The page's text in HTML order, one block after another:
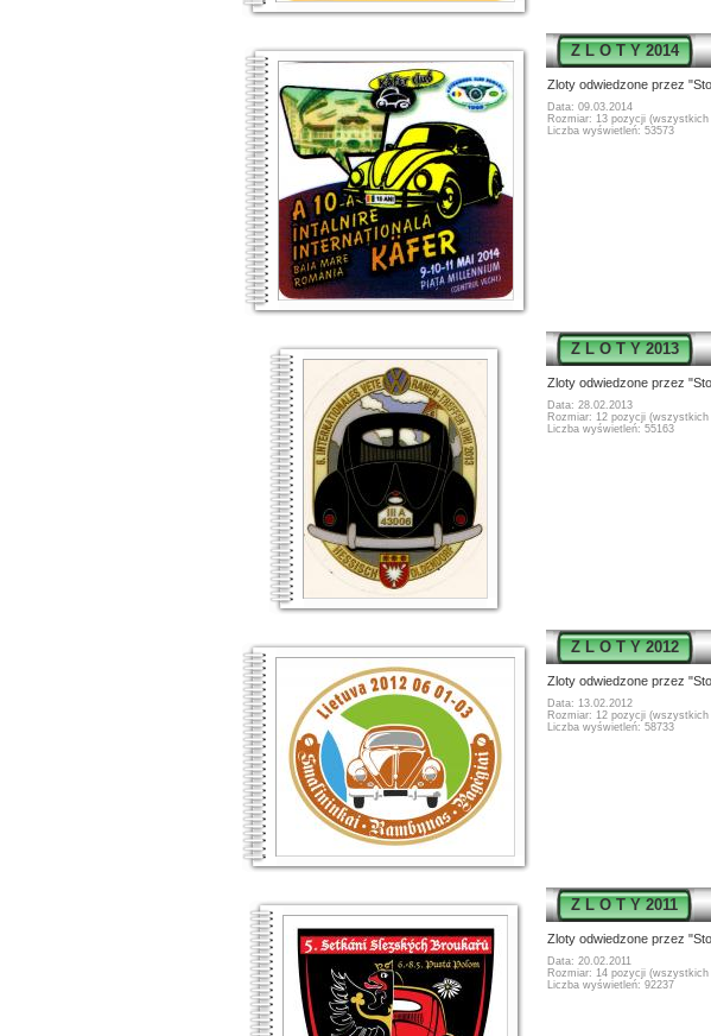
Z L O T Y 2014
Zloty odwiedzone przez
Data: 09.03.2014
Rozmiar: 13 pozycji (wszystkich
Liczba wyświetleń: 53573
Z L O T Y 2013
Zloty odwiedzone przez
Data: 28.02.2013
Rozmiar: 12 pozycji (wszystkich
Liczba wyświetleń: 55163
Z L O T Y 2012
Zloty odwiedzone przez
Data: 13.02.2012
Rozmiar: 12 pozycji (wszystkich
Liczba wyświetleń: 58733
Z L O T Y 2011
Zloty odwiedzone przez
Data: 20.02.2011
Rozmiar: 14 pozycji (wszystkich
Liczba wyświetleń: 92237